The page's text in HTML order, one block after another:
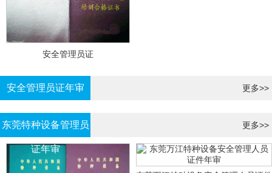
安全管理员证
安全管理员证年审 更多>>
东莞特种设备管理员
证年审
更多>>